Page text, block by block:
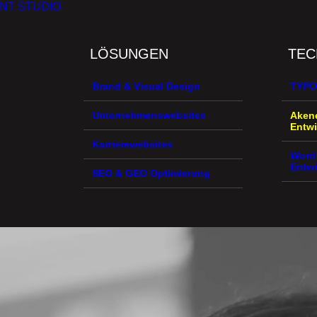
STUDIO
LÖSUNGEN
Brand & Visual Design
Unternehmenswebsites
Karrierewebsites
SEO & GEO Optimierung